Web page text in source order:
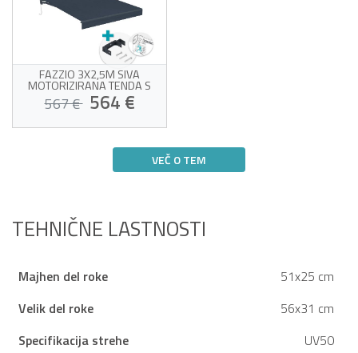
FAZZIO 3X2,5M SIVA
MOTORIZIRANA TENDA S
KASETNIM POGONOM IN
STROPNO MONTAŽO
567 € 564 €
nosilcem za strop
tkanina 320 g/m²
Predvidena dostava med 17/08 in
VEČ O TEM
TEHNIČNE LASTNOSTI
Majhen del roke
51x25 cm
Velik del roke
56x31 cm
Specifikacija strehe
UV50